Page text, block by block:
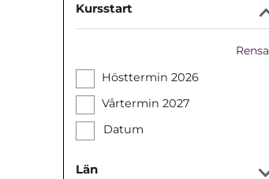
Kursstart
Rensa
Hösttermin 2026
Vårtermin 2027
Datum
Län